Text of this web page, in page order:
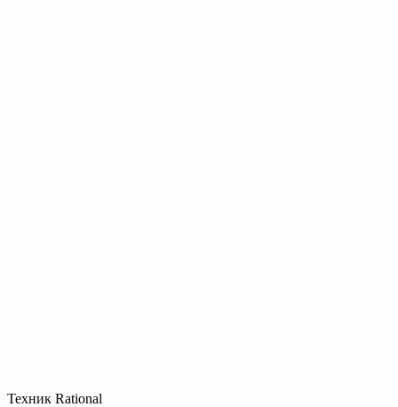
Техник Rational